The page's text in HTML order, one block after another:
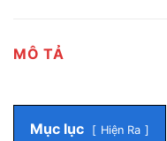
MÔ TẢ
Mục lục Hiện Ra